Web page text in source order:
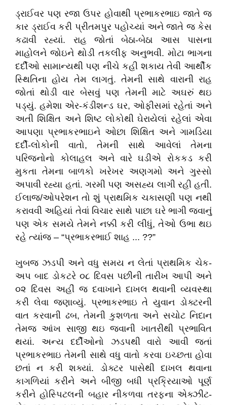
ડ્રાઈવર પણ રજા ઉપર હોવાથી પ્રભાકરભાઇ જાતે જ
કાર ડ્રાઈવ કરી પ્રીતમપુર પહોચ્યાં અને જાતે જ કેસ
કઢાવી રહ્યાં. રાહ જોતાં બેઠા-બેઠા આસ પાસના
માહોલને જોઇને થોડી તકલીફ અનુભવી. મોટા ભાગના
દર્દીઓ સામાન્યથી પણ નીચે કહી શકાય તેવી આર્થીક
સ્થિતિના હોય તેમ લાગતું. તેમની સાથે વારાની રાહ
જોતાં થોડી વાર બેસવું પણ તેમની માટે અઘરું થઇ
પડ્યું. હમેશા એર-કંડીશન્ડ ઘર, ઓફીસમાં રહેતાં અને
અતી શિક્ષિત અને શિષ્ટ લોકોથી ઘેરાયેલાં રહેલાં એવા
આપણા પ્રભાકરભાઇને ઓછા શિક્ષિત અને ગામડિયા
દર્દી-લોકોની વાતો, તેમની સાથે આવેલાં તેમના
પરિજનોનો કોલાહલ અને વારે ઘડીએ રોકકડ કરી
મુકતા તેમના બાળકો ખરેખર અણગમો અને ગુસ્સો
અપાવી રહ્યા હતાં. ગરમી પણ અસહ્ય લાગી રહી હતી.
ઈલાજ/ઓપરેશન તો શું પ્રાથમિક ચકાસણી પણ નથી
કરાવવી અહિયાં તેવાં વિચાર સાથે પાછા ઘરે ભાગી જવાનું
પણ એક સમયે તેમને નક્કી કરી લીધું, તેઓ ઉભા થઇ
રહે ત્યાંજ – “પ્રભાકરભાઈ શાહ ... ??”
ખુબજ ઝડપી અને વધુ સમય ન લેતાં પ્રાથમિક ચેક-
અપ બાદ ડોકટરે ૦૮ દિવસ પછીની તારીખ આપી અને
૦૨ દિવસ અહીં જ દવાખાને દાખલ થવાની વ્યવસ્થા
કરી લેવા જણાવ્યું. પ્રભાકરભાઇ તે યુવાન ડોક્ટરની
વાત કરવાની ઢબ, તેમની કુશળતા અને સચોટ નિદાન
તેમજ આંખ સાજી થઇ જવાની ખાતરીથી પ્રભાવિત
થયાં. અન્ય દર્દીઓનો ઝડપથી વારો આવી જતાં
પ્રભાકરભાઇ તેમની સાથે વધુ વાતો કરવા ઇચ્છતા હોવા
છતાં ન કરી શક્યાં. ડોક્ટર પાસેથી દાખલ થવાના
કાગળિયાં કરીને અને બીજી બધી પ્રક્રિયાઓ પૂર્ણ
કરીને હોસ્પિટલની બહાર નીકળવા તરફના એક્ઝીટ-